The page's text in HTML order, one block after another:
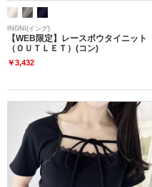
INGNI(イング)
【WEB限定】レースボウタイニット
（ＯＵＴＬＥＴ）(コン)
￥3,432